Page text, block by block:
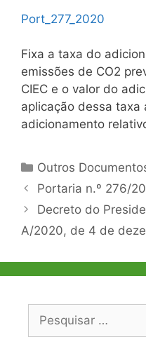
Port_277_2020
Fixa a taxa do
emissões de CO2
CIEC e o valor do
aplicação dessa taxa
adicionamento
Categorias
Outros
Navegação
de
Portaria n.º 276/
Decreto do
A/2020, de 4 de
Pesquisar